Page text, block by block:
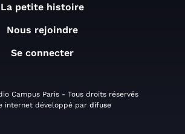
La petite histoire
Nous rejoindre
Se connecter
Campus Paris - Tous droits réservés
internet développé par difuse